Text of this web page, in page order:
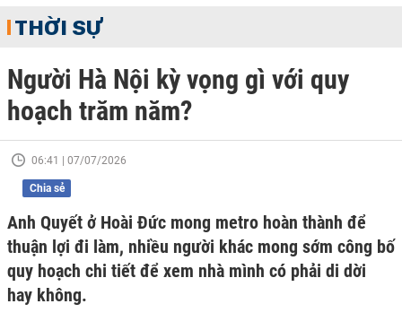
THỜI SỰ
Người Hà Nội kỳ vọng gì với quy
hoạch trăm năm?
06:41 | 07/07/2026
Chia sẻ
Anh Quyết ở Hoài Đức mong metro hoàn thành để
thuận lợi đi làm, nhiều người khác mong sớm công bố
quy hoạch chi tiết để xem nhà mình có phải di dời
hay không.